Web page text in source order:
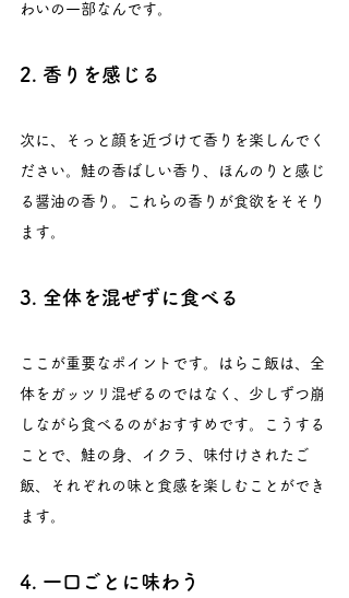
わいの一部なんです。
2. 香りを感じる
次に、そっと顔を近づけて香りを楽しんでく
ださい。鮭の香ばしい香り、ほんのりと感じ
る醤油の香り。これらの香りが食欲をそそり
ます。
3. 全体を混ぜずに食べる
ここが重要なポイントです。はらこ飯は、全
体をガッツリ混ぜるのではなく、少しずつ崩
しながら食べるのがおすすめです。こうする
ことで、鮭の身、イクラ、味付けされたご
飯、それぞれの味と食感を楽しむことができ
ます。
4. 一口ごとに味わう